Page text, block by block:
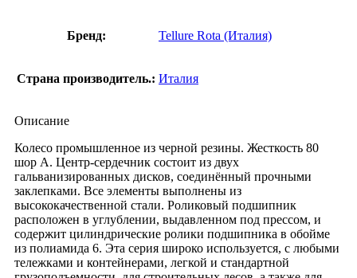
Бренд: Tellure Rota (Италия)
Страна производитель.: Италия
Описание
Колесо промышленное из черной резины. Жесткость 80
шор А. Центр-сердечник состоит из двух
гальванизированных дисков, соединённый прочными
заклепками. Все элементы выполнены из
высококачественной стали. Роликовый подшипник
расположен в углублении, выдавленном под прессом, и
содержит цилиндрические ролики подшипника в обойме
из полиамида 6. Эта серия широко используется, с любыми
тележками и контейнерами, легкой и стандартной